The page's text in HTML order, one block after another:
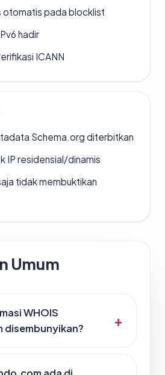
otomatis pada blocklist
hadir
ICANN
Schema.org diterbitkan
IP residensial/dinamis
tidak membuktikan
Umum
WHOIS
disembunyikan?